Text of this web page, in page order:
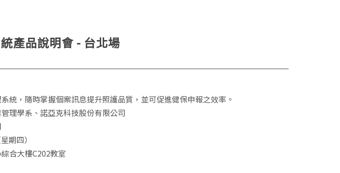
產品說明會 - 台北場
統，隨時掌握個案訊息提升照護品質，並可促進健保申報之效率。
理學系、諾亞克科技股份有限公司
期四）
合大樓C202教室